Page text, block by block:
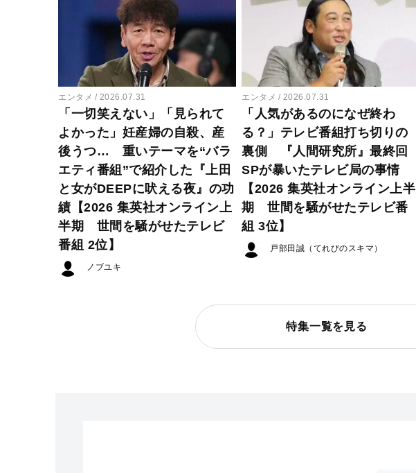
エンタメ 2026.07.31
「一切笑えない」「見られて
よかった」妊産婦の自殺、産
後うつ… 重いテーマを“バラ
エティ番組”で紹介した『上田
と女がDEEPに吠える夜』の功
績【2026 集英社オンライン上
半期 世間を騒がせたテレビ
番組 2位】
ノブユキ
エンタメ 2026.07.31
「人気があるのになぜ終わ
る？」テレビ番組打ち切りの
裏側 『人間研究所』最終回
SPが暴いたテレビ局の事情
【2026 集英社オンライン上半
期 世間を騒がせたテレビ番
組 3位】
戸部田誠（てれびのスキマ）
特集一覧を見る